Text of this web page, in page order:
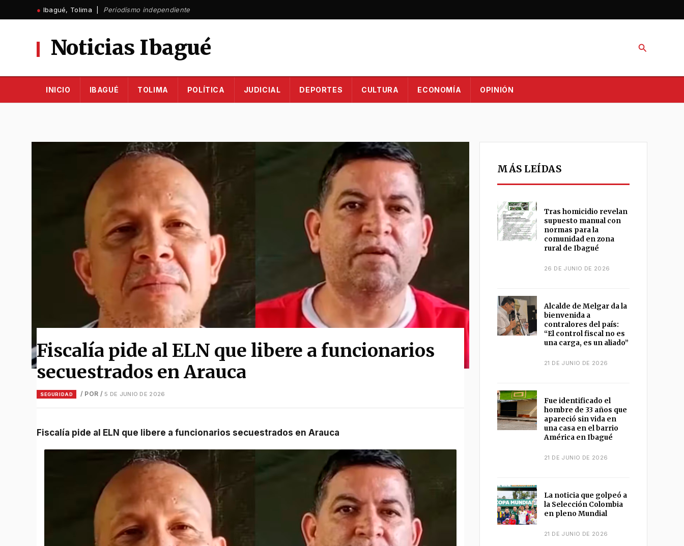
al
● Ibagué, Tolima | Periodismo independiente
Noticias Ibagué Buscar
INICIO IBAGUÉ TOLIMA POLÍTICA JUDICIAL DEPORTES CULTURA ECONOMÍA OPINIÓN
Fiscalía pide al ELN que libere a funcionarios
secuestrados en Arauca
SEGURIDAD / POR /5 DE JUNIO DE 2026
Fiscalía pide al ELN que libere a funcionarios secuestrados en Arauca
MÁS LEÍDAS
Tras homicidio revelan
supuesto manual con
normas para la
comunidad en zona
rural de Ibagué
26 DE JUNIO DE 2026
Alcalde de Melgar da la
bienvenida a
contralores del país:
“El control fiscal no es
una carga, es un aliado”
21 DE JUNIO DE 2026
Fue identificado el
hombre de 33 años que
apareció sin vida en
una casa en el barrio
América en Ibagué
21 DE JUNIO DE 2026
La noticia que golpeó a
la Selección Colombia
en pleno Mundial
21 DE JUNIO DE 2026